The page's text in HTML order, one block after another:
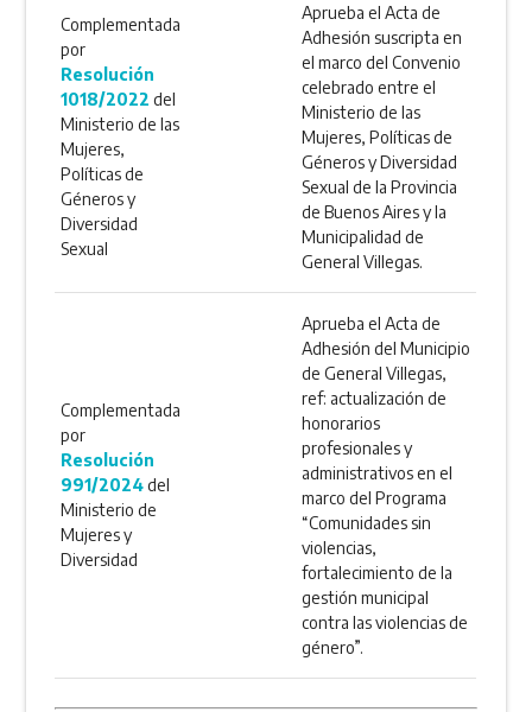
Complementada
por
Resolución
1018/2022 del
Ministerio de las
Mujeres,
Políticas de
Géneros y
Diversidad
Sexual
Aprueba el Acta de
Adhesión suscripta en
el marco del Convenio
celebrado entre el
Ministerio de las
Mujeres, Políticas de
Géneros y Diversidad
Sexual de la Provincia
de Buenos Aires y la
Municipalidad de
General Villegas.
Complementada
por
Resolución
991/2024del
Ministerio de
Mujeres y
Diversidad
Aprueba el Acta de
Adhesión del Municipio
de General Villegas,
ref: actualización de
honorarios
profesionales y
administrativos en el
marco del Programa
“Comunidades sin
violencias,
fortalecimiento de la
gestión municipal
contra las violencias de
género”.